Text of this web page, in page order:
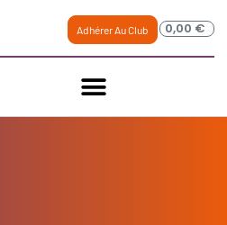
Adhérer Au Club 0,00 €